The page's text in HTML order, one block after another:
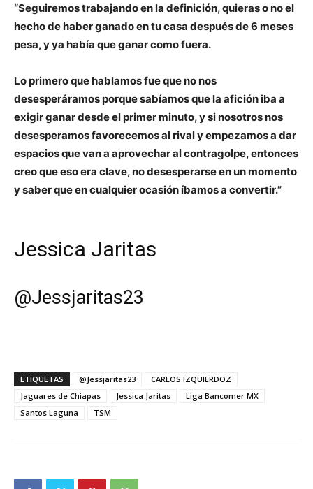
“Seguiremos trabajando en la definición, quieras o no el
hecho de haber ganado en tu casa después de 6 meses
pesa, y ya había que ganar como fuera.
Lo primero que hablamos fue que no nos
desesperáramos porque sabíamos que la afición iba a
exigir ganar desde el primer minuto, y si nosotros nos
desesperamos favorecemos al rival y empezamos a dar
espacios que van a aprovechar al contragolpe, entonces
creo que eso era clave, no desesperarse en un momento
y saber que en cualquier ocasión íbamos a convertir.”
Jessica Jaritas
@Jessjaritas23
ETIQUETAS @Jessjaritas23
CARLOS IZQUIERDOZ
Jaguares de Chiapas
Jessica Jaritas
Liga Bancomer MX
Santos Laguna
TSM